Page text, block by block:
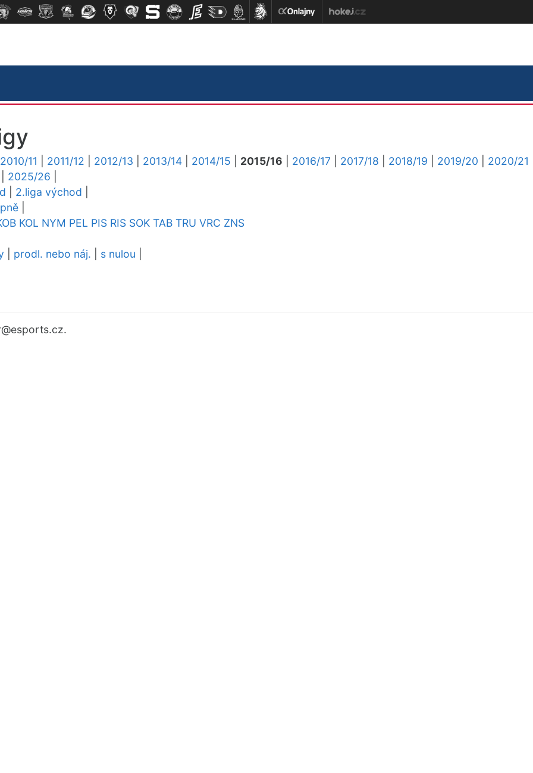
2010/11 2011/12 2012/13 2013/14 2014/15 2015/16 2016/17 2017/18 2018/19 2019/20
2020/21
2025/26
2.liga východ
KOL NYM PEL PIS RIS SOK TAB TRU VRC ZNS
prodl. nebo náj. s nulou
@esports.cz.